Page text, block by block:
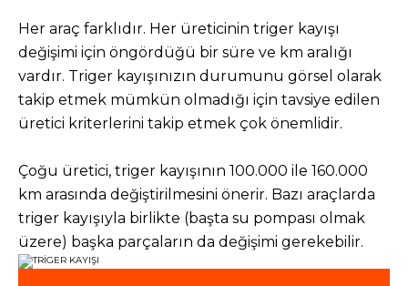
Tüm servisler
Her araç farklıdır. Her üreticinin triger kayışı
değişimi için öngördüğü bir süre ve km aralığı
vardır. Triger kayışınızın durumunu görsel olarak
takip etmek mümkün olmadığı için tavsiye edilen
üretici kriterlerini takip etmek çok önemlidir.
Çoğu üretici, triger kayışının 100.000 ile 160.000
km arasında değiştirilmesini önerir. Bazı araçlarda
triger kayışıyla birlikte (başta su pompası olmak
üzere) başka parçaların da değişimi gerekebilir.